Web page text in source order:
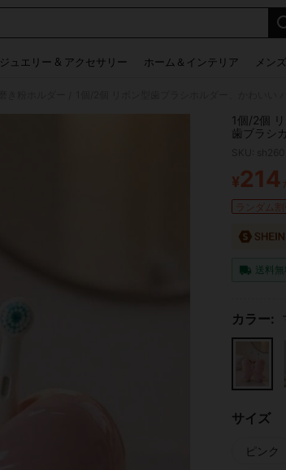
ジュエリー & アクセサリー ホーム＆インテリア メン
1個/2個
歯ブラシ
リー、バ
性の友人
¥214
ランダム
送料無
カラー:
サイズ
ピンク